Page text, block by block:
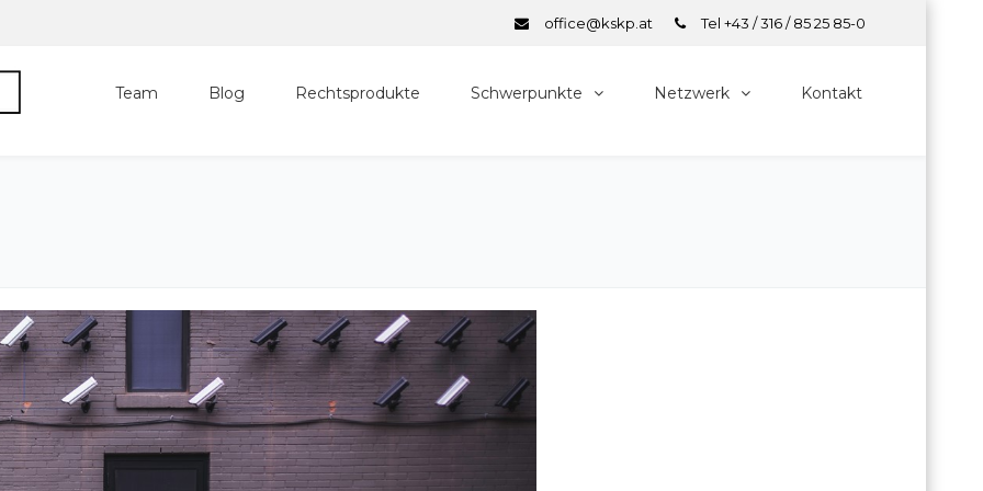
Tel +43 / 316 / 85 25 85-0
office@kskp.at
Team Blog Rechtsprodukte Schwerpunkte Netzwerk Kontakt